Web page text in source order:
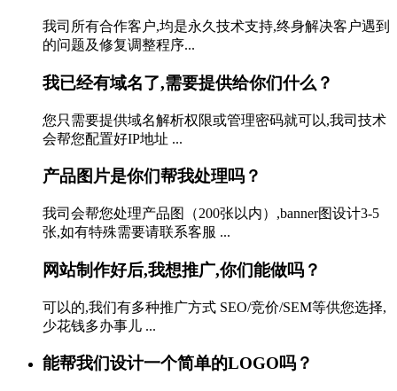
我司所有合作客户,均是永久技术支持,终身解决客户遇到
的问题及修复调整程序...
我已经有域名了,需要提供给你们什么？
您只需要提供域名解析权限或管理密码就可以,我司技术
会帮您配置好IP地址 ...
产品图片是你们帮我处理吗？
我司会帮您处理产品图（200张以内）,banner图设计3-5
张,如有特殊需要请联系客服 ...
网站制作好后,我想推广,你们能做吗？
可以的,我们有多种推广方式 SEO/竞价/SEM等供您选择,
少花钱多办事儿 ...
能帮我们设计一个简单的LOGO吗？